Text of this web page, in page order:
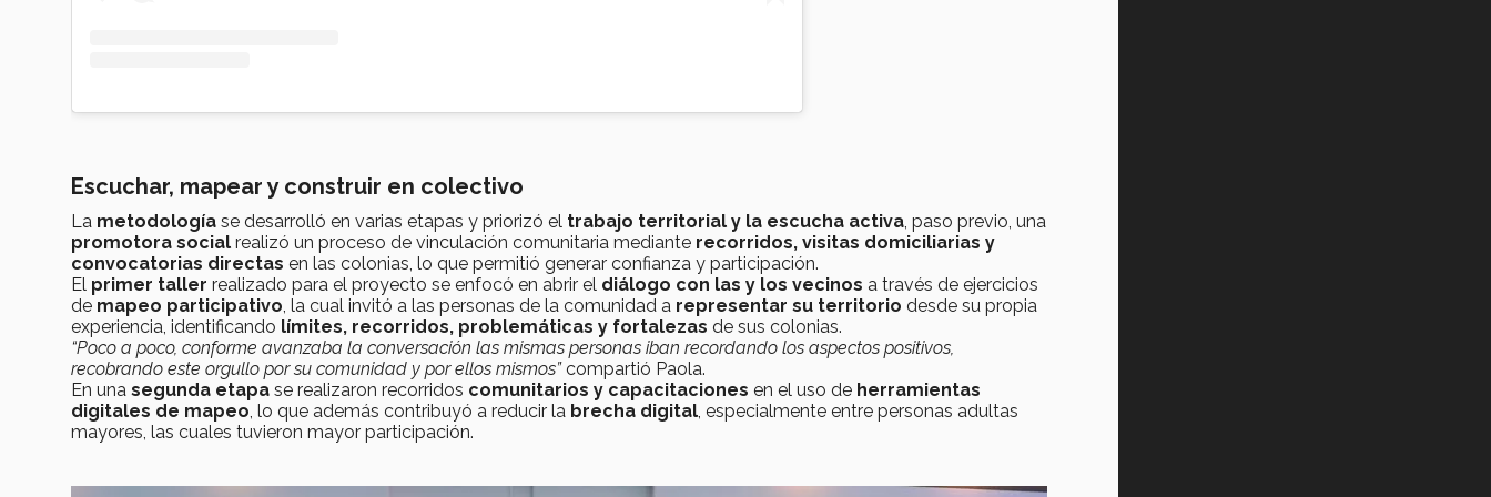
Escuchar, mapear y construir en colectivo
La metodología se desarrolló en varias etapas y priorizó el trabajo territorial y la escucha activa, paso previo, una
promotora social realizó un proceso de vinculación comunitaria mediante recorridos, visitas domiciliarias y
convocatorias directas en las colonias, lo que permitió generar confianza y participación.
El primer taller realizado para el proyecto se enfocó en abrir el diálogo con las y los vecinos a través de ejercicios
de mapeo participativo, la cual invitó a las personas de la comunidad a representar su territorio desde su propia
experiencia, identificando límites, recorridos, problemáticas y fortalezas de sus colonias.
“Poco a poco, conforme avanzaba la conversación las mismas personas iban recordando los aspectos positivos,
recobrando este orgullo por su comunidad y por ellos mismos”compartió Paola.
En una segunda etapa se realizaron recorridos comunitarios y capacitaciones en el uso de herramientas
digitales de mapeo, lo que además contribuyó a reducir la brecha digital, especialmente entre personas adultas
mayores, las cuales tuvieron mayor participación.